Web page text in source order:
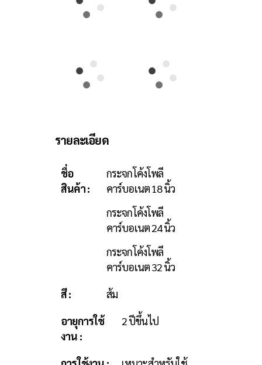
รายละเอียด
ชื่อ
สินค้า :
กระจกโค้งโพลี
คาร์บอเนต 18 นิ้ว
กระจกโค้งโพลี
คาร์บอเนต 24 นิ้ว
กระจกโค้งโพลี
คาร์บอเนต 32 นิ้ว
สี :
ส้ม
อายุการใช้
งาน :
2 ปีขึ้นไป